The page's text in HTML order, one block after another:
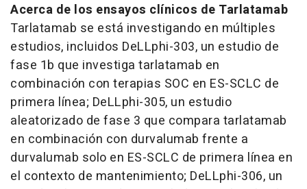
Acerca de los ensayos clínicos de Tarlatamab
Tarlatamab se está investigando en múltiples
estudios, incluidos DeLLphi-303, un estudio de
fase 1b que investiga tarlatamab en
combinación con terapias SOC en ES-SCLC de
primera línea; DeLLphi-305, un estudio
aleatorizado de fase 3 que compara tarlatamab
en combinación con durvalumab frente a
durvalumab solo en ES-SCLC de primera línea en
el contexto de mantenimiento; DeLLphi-306, un